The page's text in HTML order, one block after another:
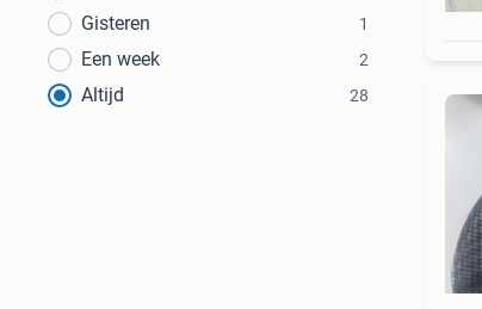
Gisteren 1
Een week 2
Altijd 28